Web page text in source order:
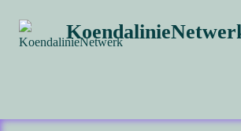
naar
inhoud